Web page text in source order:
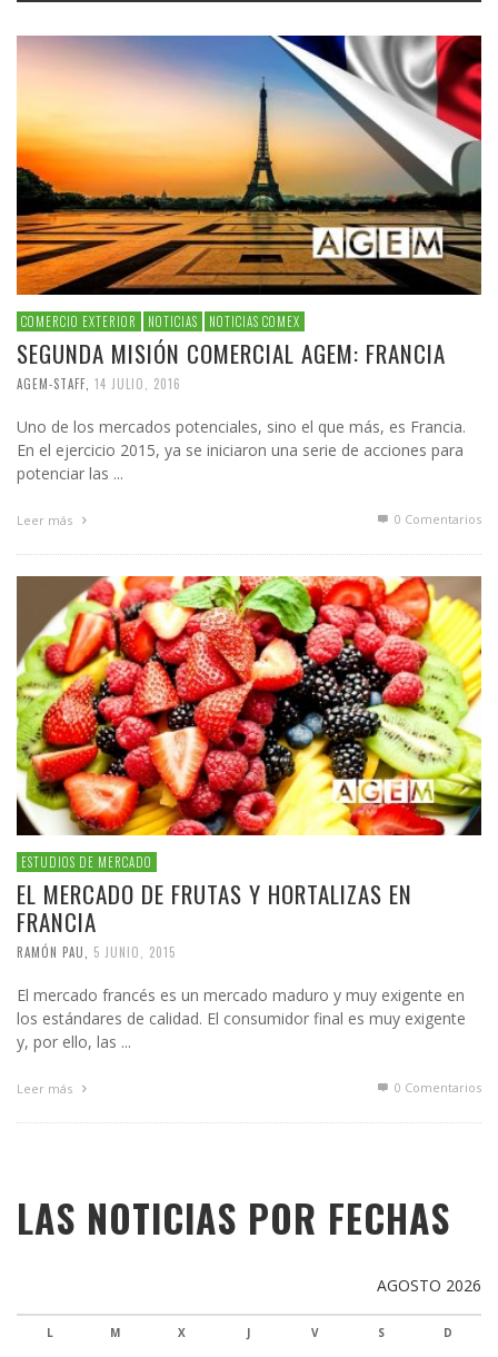
COMERCIO EXTERIOR NOTICIAS NOTICIAS COMEX
SEGUNDA MISIÓN COMERCIAL AGEM: FRANCIA
AGEM-STAFF 14 JULIO, 2016
Uno de los mercados potenciales, sino el que más, es Francia.
En el ejercicio 2015, ya se iniciaron una serie de acciones para
potenciar las ...
Leer más 0 Comentarios
ESTUDIOS DE MERCADO
EL MERCADO DE FRUTAS Y HORTALIZAS EN
FRANCIA
RAMÓN PAU 5 JUNIO, 2015
El mercado francés es un mercado maduro y muy exigente en
los estándares de calidad. El consumidor final es muy exigente
y, por ello, las ...
Leer más 0 Comentarios
LAS NOTICIAS POR FECHAS
AGOSTO 2026
L M X J V S D